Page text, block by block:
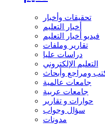
تحقيقات وأخبار
أخبار التعليم
فيديو أخبار التعليم
تقارير وملفات
دراسات عليا
التعليم الإلكتروني
ومراجع وأبحاث
جامعات عالمية
جامعات عربية
حوارات و تقارير
سؤال وجواب
مدونات